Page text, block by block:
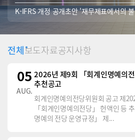
전체 보도자료공지사항
05
AUG.
2026년 제9회 「회계인명예의
추천공고
회계인명예의전당위원회 공고 제2026-3호
「회계인명예의전당」 헌액인 등 추천공고
명예의 전당 운영규정」 제...